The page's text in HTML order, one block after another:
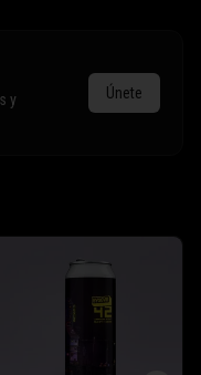
y
Únete